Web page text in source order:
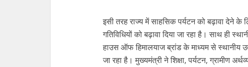
इसी तरह राज्य में साहसिक पर्यटन को बढ़ावा देने के
गतिविधियों को बढ़ावा दिया जा रहा है। साथ ही
हाउस ऑफ हिमालयाज ब्रांड के माध्यम से स्थानीय
जा रहा है। मुख्यमंत्री ने शिक्षा, पर्यटन, ग्रामीण